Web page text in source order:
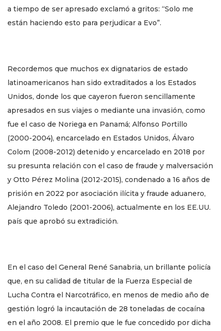
a tiempo de ser apresado exclamó a gritos: “Solo me
están haciendo esto para perjudicar a Evo”.
Recordemos que muchos ex dignatarios de estado
latinoamericanos han sido extraditados a los Estados
Unidos, donde los que cayeron fueron sencillamente
apresados en sus viajes o mediante una invasión, como
fue el caso de Noriega en Panamá; Alfonso Portillo
(2000-2004), encarcelado en Estados Unidos, Álvaro
Colom (2008-2012) detenido y encarcelado en 2018 por
su presunta relación con el caso de fraude y malversación
y Otto Pérez Molina (2012-2015), condenado a 16 años de
prisión en 2022 por asociación ilícita y fraude aduanero,
Alejandro Toledo (2001-2006), actualmente en los EE.UU.
país que aprobó su extradición.
En el caso del General René Sanabria, un brillante policía
que, en su calidad de titular de la Fuerza Especial de
Lucha Contra el Narcotráfico, en menos de medio año de
gestión logró la incautación de 28 toneladas de cocaína
en el año 2008. El premio que le fue concedido por dicha